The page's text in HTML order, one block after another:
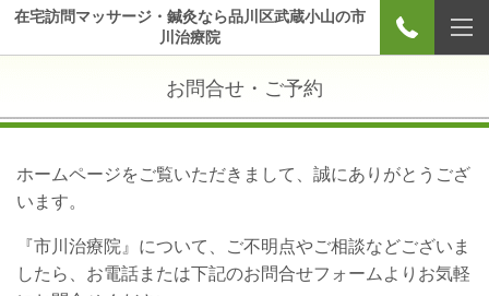
在宅訪問マッサージ・鍼灸なら品川区武蔵小山の市
川治療院
お問合せ・ご予約
ホームページをご覧いただきまして、誠にありがとうござ
います。
『市川治療院』について、ご不明点やご相談などございま
したら、お電話または下記のお問合せフォームよりお気軽